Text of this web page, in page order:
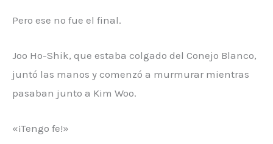
Pero ese no fue el final.
Joo Ho-Shik, que estaba colgado del Conejo Blanco,
juntó las manos y comenzó a murmurar mientras
pasaban junto a Kim Woo.
«¡Tengo fe!»